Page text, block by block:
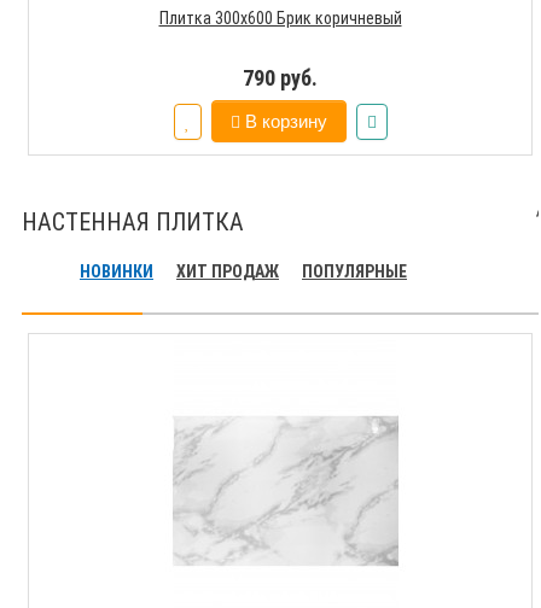
Плитка 300х600 Брик коричневый
790 руб.
В корзину
НАСТЕННАЯ ПЛИТКА
НОВИНКИ ХИТ ПРОДАЖ ПОПУЛЯРНЫЕ